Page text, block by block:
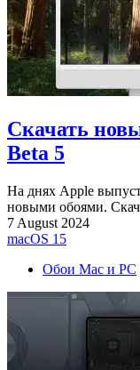
Скачать
Beta 5
На днях Apple
новыми обоями.
7 August 2024
macOS 15
Обои Mac и PC